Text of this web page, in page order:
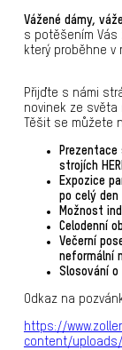
Vážené dámy,
s potěšením Vás
který proběhne v
Přijďte s námi
novinek ze světa
Těšit se můžete
strojích
Expozice
po celý den
Možnost
Celodenní
Večerní
neformální
Slosování
Odkaz na
https://
content/uploads/